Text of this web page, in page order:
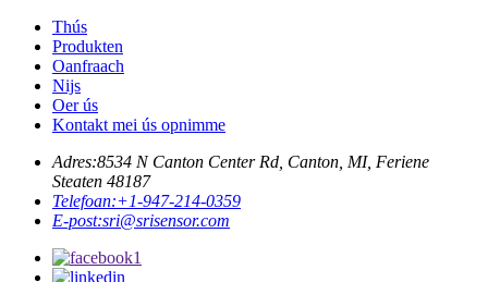
Thús
Produkten
Oanfraach
Nijs
Oer ús
Kontakt mei ús opnimme
Adres:8534 N Canton Center Rd, Canton, MI, Feriene
Steaten 48187
Telefoan:+1-947-214-0359
E-post:sri@srisensor.com